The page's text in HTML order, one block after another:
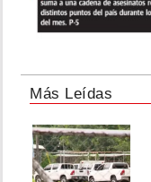
Más Leídas